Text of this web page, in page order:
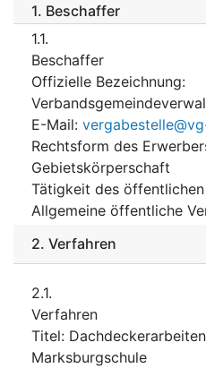
1. Beschaffer
1.1.
Beschaffer
Offizielle Bezeichnung:
E-Mail:
Rechtsform des
Gebietskörperschaft
Tätigkeit des
Allgemeine öffentliche
2. Verfahren
2.1.
Verfahren
Titel:
Marksburgschule